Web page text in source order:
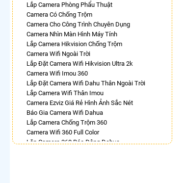
Lắp Camera Phòng Phẩu Thuật
Camera Có Chống Trộm
Camera Cho Công Trình Chuyên Dụng
Camera Nhìn Màn Hình Máy Tính
Lắp Camera Hikvision Chống Trộm
Camera Wifi Ngoài Trời
Lắp Đặt Camera Wifi Hikvision Ultra 2k
Camera Wifi Imou 360
Lắp Đặt Camera Wifi Dahu Thân Ngoài Trời
Lắp Camera Wifi Thân Imou
Camera Ezviz Giá Rẻ Hình Ảnh Sắc Nét
Báo Gia Camera Wifi Dahua
Lắp Camera Chống Trộm 360
Camera Wifi 360 Full Color
Lăp Camera 360 Báo Động Dahua